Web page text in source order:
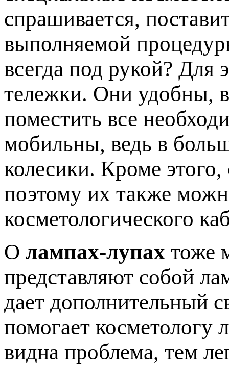
спрашивается,
выполняемой
всегда под рукой? Для
тележки. Они удобны,
поместить все
мобильны, ведь в
колесики. Кроме
поэтому их также
косметологического
О лампах-лупах тоже
представляют собой
дает дополнительный
помогает косметологу
видна проблема, тем